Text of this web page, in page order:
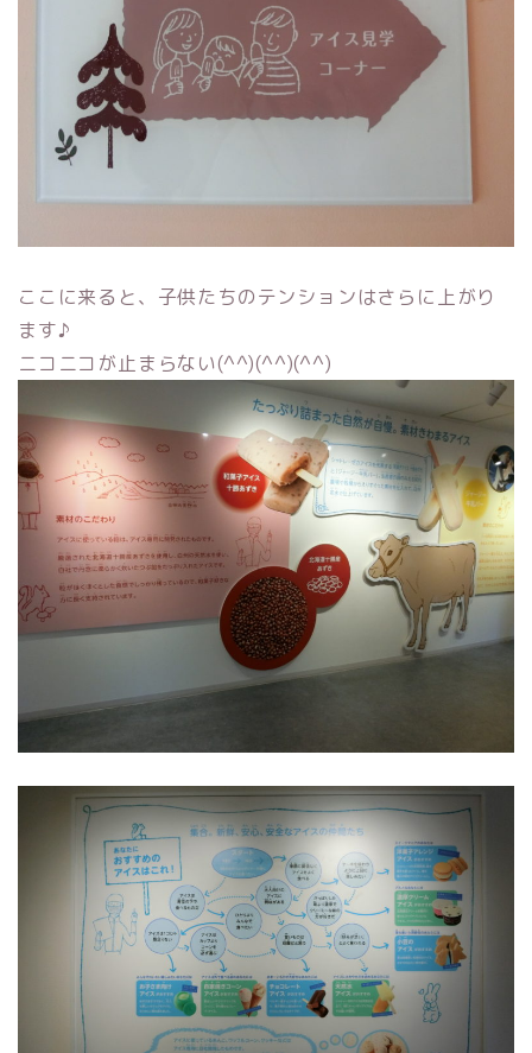
ここに来ると、子供たちのテンションはさらに上がり
ます♪
ニコニコが止まらない(^^)(^^)(^^)